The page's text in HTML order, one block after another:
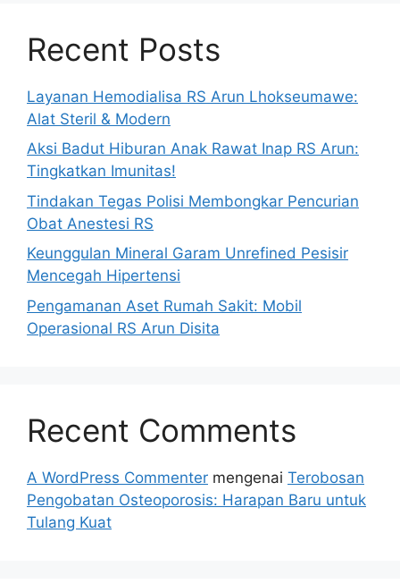
Recent Posts
Layanan Hemodialisa RS Arun Lhokseumawe:
Alat Steril & Modern
Aksi Badut Hiburan Anak Rawat Inap RS Arun:
Tingkatkan Imunitas!
Tindakan Tegas Polisi Membongkar Pencurian
Obat Anestesi RS
Keunggulan Mineral Garam Unrefined Pesisir
Mencegah Hipertensi
Pengamanan Aset Rumah Sakit: Mobil
Operasional RS Arun Disita
Recent Comments
A WordPress Commenter mengenai Terobosan
Pengobatan Osteoporosis: Harapan Baru untuk
Tulang Kuat